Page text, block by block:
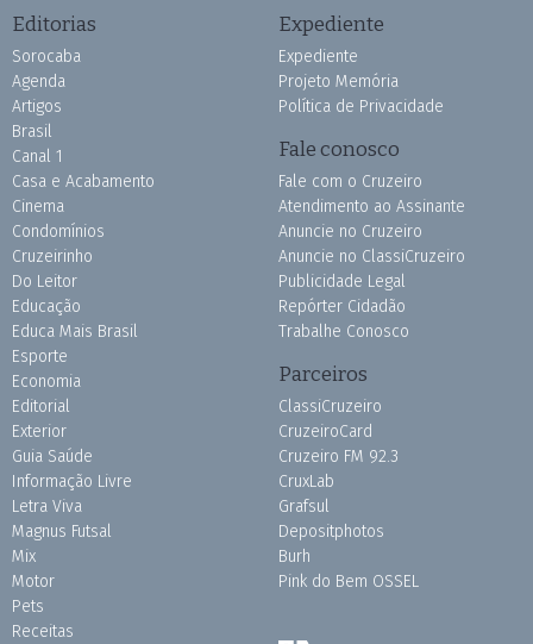
Editorias
Sorocaba
Agenda
Artigos
Brasil
Canal 1
Casa e Acabamento
Cinema
Condomínios
Cruzeirinho
Do Leitor
Educação
Educa Mais Brasil
Esporte
Economia
Editorial
Exterior
Guia Saúde
Informação Livre
Letra Viva
Magnus Futsal
Mix
Motor
Pets
Receitas
Expediente
Expediente
Projeto Memória
Política de Privacidade
Fale conosco
Fale com o Cruzeiro
Atendimento ao Assinante
Anuncie no Cruzeiro
Anuncie no ClassiCruzeiro
Publicidade Legal
Repórter Cidadão
Trabalhe Conosco
Parceiros
ClassiCruzeiro
CruzeiroCard
Cruzeiro FM 92.3
CruxLab
Grafsul
Depositphotos
Burh
Pink do Bem OSSEL